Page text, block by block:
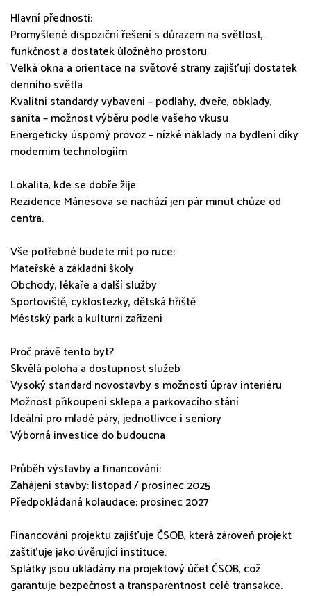
Hlavní přednosti:
Promyšlené dispoziční řešení s důrazem na světlost,
funkčnost a dostatek úložného prostoru
Velká okna a orientace na světové strany zajišťují dostatek
denního světla
Kvalitní standardy vybavení – podlahy, dveře, obklady,
sanita – možnost výběru podle vašeho vkusu
Energeticky úsporný provoz – nízké náklady na bydlení díky
moderním technologiím
Lokalita, kde se dobře žije.
Rezidence Mánesova se nachází jen pár minut chůze od
centra.
Vše potřebné budete mít po ruce:
Mateřské a základní školy
Obchody, lékaře a další služby
Sportoviště, cyklostezky, dětská hřiště
Městský park a kulturní zařízení
Proč právě tento byt?
Skvělá poloha a dostupnost služeb
Vysoký standard novostavby s možností úprav interiéru
Možnost přikoupení sklepa a parkovacího stání
Ideální pro mladé páry, jednotlivce i seniory
Výborná investice do budoucna
Průběh výstavby a financování:
Zahájení stavby: listopad / prosinec 2025
Předpokládaná kolaudace: prosinec 2027
Financování projektu zajišťuje ČSOB, která zároveň projekt
zaštiťuje jako úvěrující instituce.
Splátky jsou ukládány na projektový účet ČSOB, což
garantuje bezpečnost a transparentnost celé transakce.